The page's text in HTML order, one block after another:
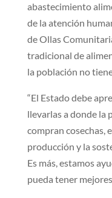
abastecimiento
de la atención
de Ollas
tradicional de
la población no
“El Estado debe
llevarlas a donde la
compran cosechas,
producción y la
Es más, estamos
pueda tener